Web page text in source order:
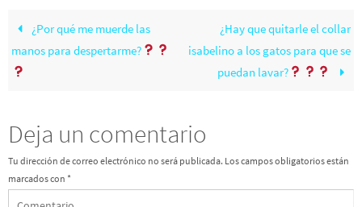
¿Por qué me muerde las
manos para despertarme?
¿Hay que quitarle el collar
isabelino a los gatos para que se
puedan lavar?
Deja un comentario
Tu dirección de correo electrónico no será publicada. Los campos obligatorios están
marcados con *